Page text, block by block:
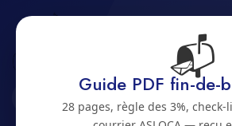
Jura bernois
📬
Guide PDF fin-de-
28 pages, règle des 3%,